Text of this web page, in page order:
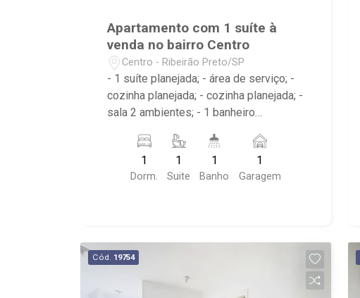
Apartamento com 1 suíte à
venda no bairro Centro
Centro - Ribeirão Preto/SP
- 1 suíte planejada; - área de serviço; -
cozinha planejada; - cozinha planejada; -
sala 2 ambientes; - 1 banheiro
Condomínio com elevador e portaria;
1
Dorm.
1
Suite
1
Banho
1
Garagem
Cód. 19754